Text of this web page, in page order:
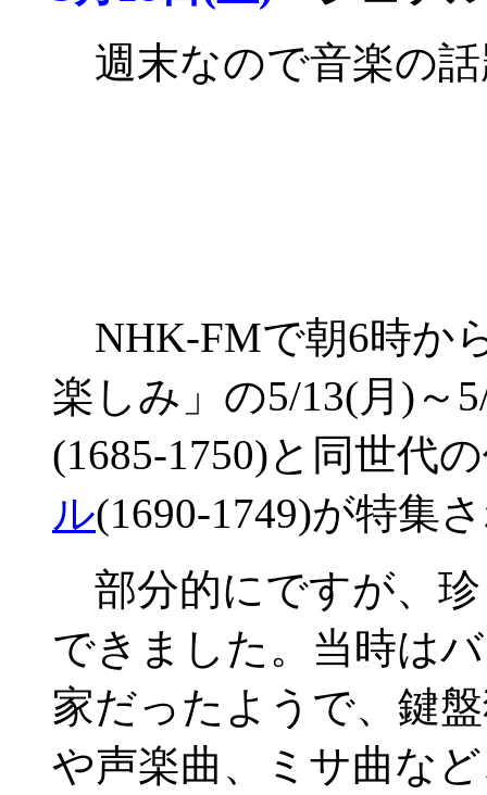
週末なので音楽の
NHK-FMで朝6時か
楽しみ」の5/13(月)～
(1685-1750)と同世代
ル(1690-1749)が特集
部分的にですが、
できました。当時は
家だったようで、鍵
や声楽曲、ミサ曲な